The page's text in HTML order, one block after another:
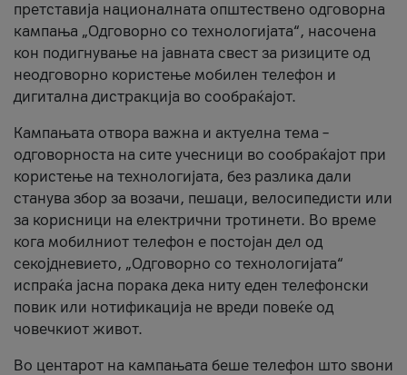
претставија националната општествено одговорна
кампања „Одговорно со технологијата“, насочена
кон подигнување на јавната свест за ризиците од
неодговорно користење мобилен телефон и
дигитална дистракција во сообраќајот.
Кампањата отвора важна и актуелна тема –
одговорноста на сите учесници во сообраќајот при
користење на технологијата, без разлика дали
станува збор за возачи, пешаци, велосипедисти или
за корисници на електрични тротинети. Во време
кога мобилниот телефон е постојан дел од
секојдневието, „Одговорно со технологијата“
испраќа јасна порака дека ниту еден телефонски
повик или нотификација не вреди повеќе од
човечкиот живот.
Во центарот на кампањата беше телефон што ѕвони